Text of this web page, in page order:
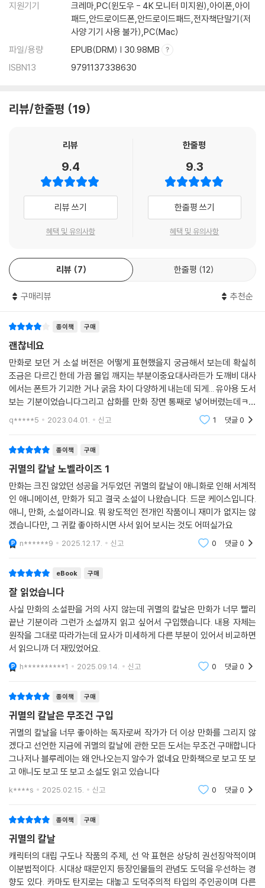
지원기기
크레마,PC(윈도우 - 4K 모니터 미지원),아이폰,아이
패드,안드로이드폰,안드로이드패드,전자책단말기(저
사양 기기 사용 불가),PC(Mac)
파일/용량
EPUB(DRM) | 30.98MB
ISBN13
9791137338630
리뷰/한줄평 19
리뷰
9.4
리뷰 쓰기
혜택 및 유의사항
한줄평
9.3
한줄평 쓰기
혜택 및 유의사항
리뷰 7 한줄평 12
구매리뷰 추천순
종이책 구매
괜찮네요
만화로 보던 거 소설 버전은 어떻게 표현했을지 궁금해서 보는데 확실히
조금은 다르긴 한데 가끔 몰입 깨지는 부분이중요대사라든가 도깨비 대사
에서는 폰트가 기괴한 거나 굵음 차이 다양하게 내는데 되게... 유아용 도서
보는 기분이었습니다그리고 삽화를 만화 장면 통째로 넣어버렸는데ㅋㅋ
ㅋ 너무 당황스럽더라고요 이럴거면 그냥 안 넣는 게 나을 법했어요귀멸의
칼날 너무 좋아해
q*****5 2023.04.01. 신고 1 댓글0
종이책 구매
귀멸의 칼날 노벨라이즈 1
만화는 크진 않았던 성공을 거두었던 귀멸의 칼날이 애니화로 인해 서계적
인 애니메이션, 만화가 되고 결국 소설이 나왔습니다. 드문 케이스입니다.
애니, 만화, 소설이라니요. 뭐 왕도적인 전개인 작품이니 재미가 없지는 않
겠습니다만, 그 귀칼 좋아하시면 사서 읽어 보시는 것도 어떠실가요
n******9 2025.12.17. 신고 0 댓글0
eBook 구매
잘 읽었습니다
사실 만화의 소설판을 거의 사지 않는데 귀멸의 칼날은 만화가 너무 빨리
끝난 기분이라 그런가 소설까지 읽고 싶어서 구입했습니다. 내용 자체는
원작을 그대로 따라가는데 묘사가 미세하게 다른 부분이 있어서 비교하면
서 읽으니까 더 재밌었어요.
h**********1 2025.09.14. 신고 0 댓글0
종이책 구매
귀멸의 칼날은 무조건 구입
귀멸의 칼날을 너무 좋아하는 독자로써 작가가 더 이상 만화를 그리지 않
겠다고 선언한 지금에 귀멸의 칼날에 관한 모든 도서는 무조건 구매합니다
그나저나 블루레이는 왜 안나오는지 알수가 없네요 만화책으로 보고 또 보
고 애니도 보고 또 보고 소설도 읽고 있습니다
k****s 2025.02.15. 신고 0 댓글0
종이책 구매
귀멸의 칼날
캐릭터의 대립 구도나 작품의 주제, 선 악 표현은 상당히 권선징악적이며
이분법적이다. 시대상 때문인지 등장인물들의 관념도 도덕을 우선하는 경
향도 있다. 카마도 탄지로는 대놓고 도덕주의적 타입의 주인공이며 다른